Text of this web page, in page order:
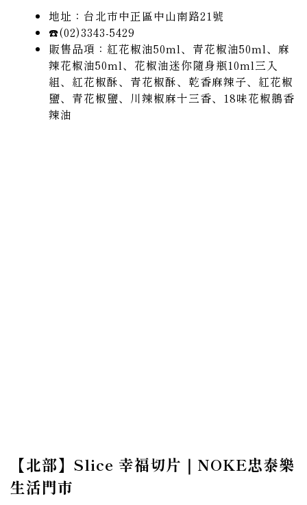
地址：台北市中正區中山南路21號
☎️(02)3343-5429
販售品項：紅花椒油50ml、青花椒油50ml、麻
辣花椒油50ml、花椒油迷你隨身瓶10ml三入
組、紅花椒酥、青花椒酥、乾香麻辣子、紅花椒
鹽、青花椒鹽、川辣椒麻十三香、18味花椒鵝香
辣油
【北部】Slice 幸福切片｜NOKE忠泰樂
生活門市